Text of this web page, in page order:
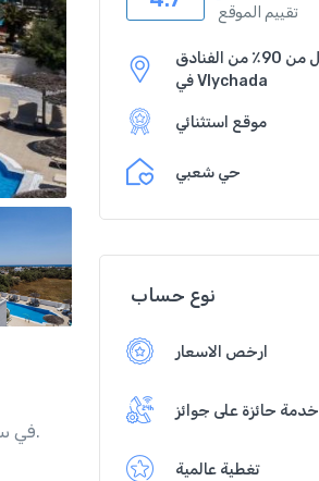
تقع Porto Villa على بعد 200 م من شاطئ Vlychada في سانتوريني، وتضم مسبح وتراس للتشمس مع إطلالات رائعة على بحر ايجه.
تقييم الموقع
أفضل من 90٪ من الفنادق
في Vlychada
موقع استثنائي
حي شعبي
نوع حساب
ارخص الاسعار
خدمة حائزة على جوائز
تغطية عالمية